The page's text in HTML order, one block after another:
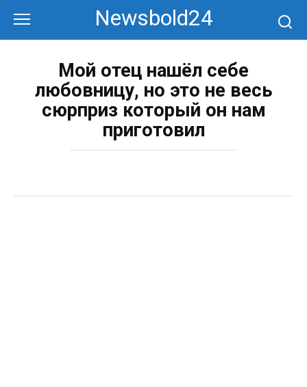
контенту
Newsbold24
Мой отец нашёл себе
любовницу, но это не весь
сюрприз который он нам
приготовил